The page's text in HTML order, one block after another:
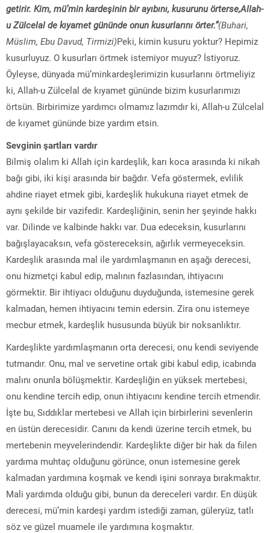
getirir. Kim, mü’min kardeşinin bir ayıbını, kusurunu örterse,Allah-
u Zülcelal de kıyamet gününde onun kusurlarını örter.”(Buhari,
Müslim, Ebu Davud, Tirmizi)Peki, kimin kusuru yoktur? Hepimiz
kusurluyuz. O kusurları örtmek istemiyor muyuz? İstiyoruz.
Öyleyse, dünyada mü’minkardeşlerimizin kusurlarını örtmeliyiz
ki, Allah-u Zülcelal de kıyamet gününde bizim kusurlarımızı
örtsün. Birbirimize yardımcı olmamız lazımdır ki, Allah-u Zülcelal
de kıyamet gününde bize yardım etsin.
Sevginin şartları vardır
Bilmiş olalım ki Allah için kardeşlik, karı koca arasında ki nikah
bağı gibi, iki kişi arasında bir bağdır. Vefa göstermek, evlilik
ahdine riayet etmek gibi, kardeşlik hukukuna riayet etmek de
aynı şekilde bir vazifedir. Kardeşliğinin, senin her şeyinde hakkı
var. Dilinde ve kalbinde hakkı var. Dua edeceksin, kusurlarını
bağışlayacaksın, vefa göstereceksin, ağırlık vermeyeceksin.
Kardeşlik arasında mal ile yardımlaşmanın en aşağı derecesi,
onu hizmetçi kabul edip, malının fazlasından, ihtiyacını
görmektir. Bir ihtiyacı olduğunu duyduğunda, istemesine gerek
kalmadan, hemen ihtiyacını temin edersin. Zira onu istemeye
mecbur etmek, kardeşlik hususunda büyük bir noksanlıktır.
Kardeşlikte yardımlaşmanın orta derecesi, onu kendi seviyende
tutmandır. Onu, mal ve servetine ortak gibi kabul edip, icabında
malını onunla bölüşmektir. Kardeşliğin en yüksek mertebesi,
onu kendine tercih edip, onun ihtiyacını kendine tercih etmendir.
İşte bu, Sıddıklar mertebesi ve Allah için birbirlerini sevenlerin
en üstün derecesidir. Canını da kendi üzerine tercih etmek, bu
mertebenin meyvelerindendir. Kardeşlikte diğer bir hak da fiilen
yardıma muhtaç olduğunu görünce, onun istemesine gerek
kalmadan yardımına koşmak ve kendi işini sonraya bırakmaktır.
Mali yardımda olduğu gibi, bunun da dereceleri vardır. En düşük
derecesi, mü’min kardeşi yardım istediği zaman, güleryüz, tatlı
söz ve güzel muamele ile yardımına koşmaktır.